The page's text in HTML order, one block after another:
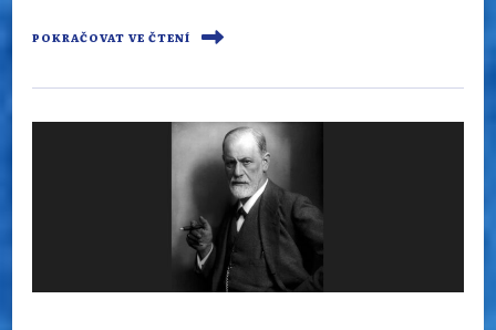
POKRAČOVAT VE ČTENÍ